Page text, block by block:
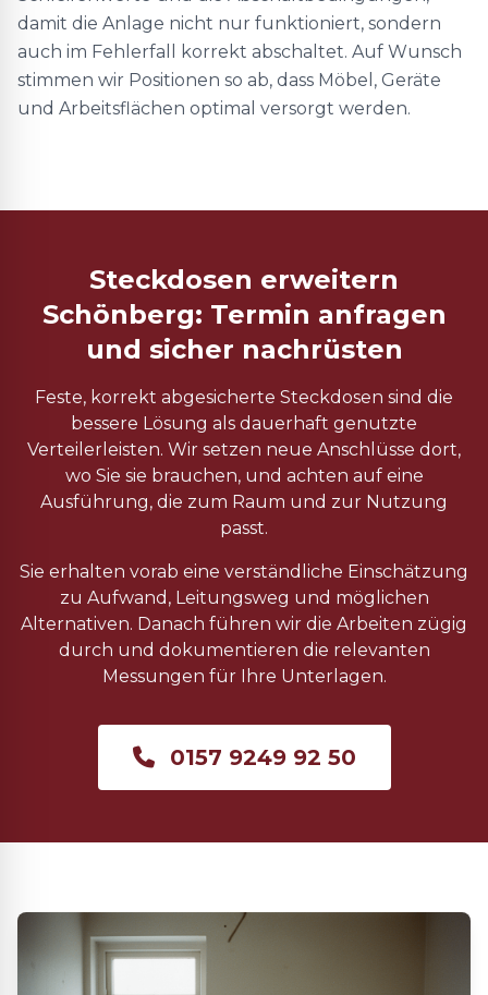
damit die Anlage nicht nur funktioniert, sondern
auch im Fehlerfall korrekt abschaltet. Auf Wunsch
stimmen wir Positionen so ab, dass Möbel, Geräte
und Arbeitsflächen optimal versorgt werden.
Steckdosen erweitern
Schönberg: Termin anfragen
und sicher nachrüsten
Feste, korrekt abgesicherte Steckdosen sind die
bessere Lösung als dauerhaft genutzte
Verteilerleisten. Wir setzen neue Anschlüsse dort,
wo Sie sie brauchen, und achten auf eine
Ausführung, die zum Raum und zur Nutzung
passt.
Sie erhalten vorab eine verständliche Einschätzung
zu Aufwand, Leitungsweg und möglichen
Alternativen. Danach führen wir die Arbeiten zügig
durch und dokumentieren die relevanten
Messungen für Ihre Unterlagen.
0157 9249 92 50